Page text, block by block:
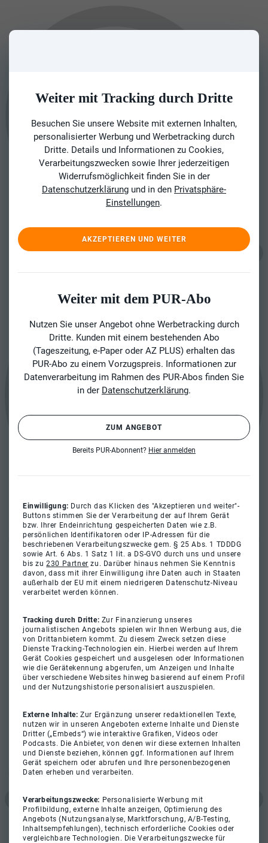
Weiter mit Tracking durch Dritte
Besuchen Sie unsere Website mit externen Inhalten,
personalisierter Werbung und Werbetracking durch
Dritte. Details und Informationen zu Cookies,
Verarbeitungszwecken sowie Ihrer jederzeitigen
Widerrufsmöglichkeit finden Sie in der
Datenschutzerklärung und in den Privatsphäre-
Einstellungen.
AKZEPTIEREN UND WEITER
Weiter mit dem PUR-Abo
Nutzen Sie unser Angebot ohne Werbetracking durch
Dritte. Kunden mit einem bestehenden Abo
(Tageszeitung, e-Paper oder AZ PLUS) erhalten das
PUR-Abo zu einem Vorzugspreis. Informationen zur
Datenverarbeitung im Rahmen des PUR-Abos finden Sie
in der Datenschutzerklärung.
ZUM ANGEBOT
Bereits PUR-Abonnent? Hier anmelden
Einwilligung: Durch das Klicken des "Akzeptieren und weiter"-
Buttons stimmen Sie der Verarbeitung der auf Ihrem Gerät
bzw. Ihrer Endeinrichtung gespeicherten Daten wie z.B.
persönlichen Identifikatoren oder IP-Adressen für die
beschriebenen Verarbeitungszwecke gem. § 25 Abs. 1 TDDDG
sowie Art. 6 Abs. 1 Satz 1 lit. a DS-GVO durch uns und unsere
bis zu230 Partner zu. Darüber hinaus nehmen Sie Kenntnis
davon, dass mit ihrer Einwilligung ihre Daten auch in Staaten
außerhalb der EU mit einem niedrigeren Datenschutz-Niveau
verarbeitet werden können.
Tracking durch Dritte: Zur Finanzierung unseres
journalistischen Angebots spielen wir Ihnen Werbung aus, die
von Drittanbietern kommt. Zu diesem Zweck setzen diese
Dienste Tracking-Technologien ein. Hierbei werden auf Ihrem
Gerät Cookies gespeichert und ausgelesen oder Informationen
wie die Gerätekennung abgerufen, um Anzeigen und Inhalte
über verschiedene Websites hinweg basierend auf einem Profil
und der Nutzungshistorie personalisiert auszuspielen.
Externe Inhalte:Zur Ergänzung unserer redaktionellen Texte,
nutzen wir in unseren Angeboten externe Inhalte und Dienste
Dritter („Embeds“) wie interaktive Grafiken, Videos oder
Podcasts. Die Anbieter, von denen wir diese externen Inhalten
und Dienste beziehen, können ggf. Informationen auf Ihrem
Gerät speichern oder abrufen und Ihre personenbezogenen
Daten erheben und verarbeiten.
Verarbeitungszwecke: Personalisierte Werbung mit
Profilbildung, externe Inhalte anzeigen, Optimierung des
Angebots (Nutzungsanalyse, Marktforschung, A/B-Testing,
Inhaltsempfehlungen), technisch erforderliche Cookies oder
vergleichbare Technologien. Die Verarbeitungszwecke für